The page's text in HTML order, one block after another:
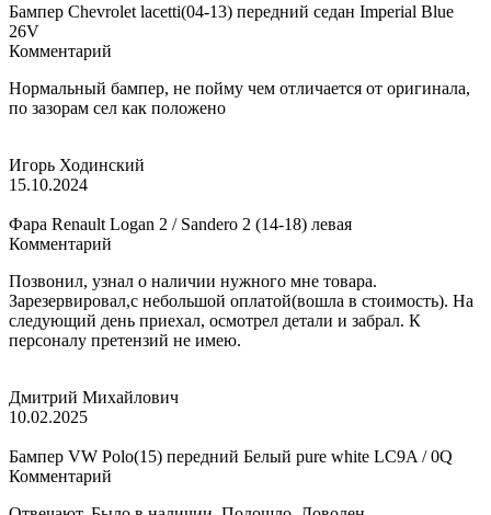
Бампер Chevrolet lacetti(04-13) передний седан Imperial Blue
26V
Комментарий
Нормальный бампер, не пойму чем отличается от оригинала,
по зазорам сел как положено
Игорь Ходинский
15.10.2024
Фара Renault Logan 2 / Sandero 2 (14-18) левая
Комментарий
Позвонил, узнал о наличии нужного мне товара.
Зарезервировал,с небольшой оплатой(вошла в стоимость). На
следующий день приехал, осмотрел детали и забрал. К
персоналу претензий не имею.
Дмитрий Михайлович
10.02.2025
Бампер VW Polo(15) передний Белый pure white LC9A / 0Q
Комментарий